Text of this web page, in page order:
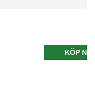
KÖP NU